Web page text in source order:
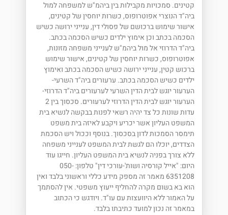
קטינים. סמכויות מקבילות בין ביהמ"ש למשפחה למול
ביה"ד הנוצרי אפוטרופוס, כשרות יוחסין של קטינים,
אישור שימוש ברכושם של פסולי דין, ענייני ירושה כשיש
הסכמה בכתב וכן אימוץ ילדים כשיש הסכמה בכתב.
ביה"ד הדרוזי אל מול ביהמ"ש לענייני משפחה מזונות,
אפוטרופוס, כשרות יוחסין של קטינים, אישור שימוש
ברכוש קטין, ענייני ירושה כשיש הסכמה בכתב ואימוץ
ילדים כשיש הסכמה בכתב. ערעורים ביה"ד השרעי-
הערעור יוגש לבית הדין השרעי לערעורים ביה"ד הדרוזי-
הערעור יוגש לבית הדין הדרוזי לערעורים. סכסוך בין 2
עדות שונות כל צד יהיה רשאי לפנות בבקשה לנשיא בית
המשפט העליון אשר יכריע ויקבע לאיזה בית משפט
תימסר הסמכות לדון בסכסוך. בנוסף וככול ויש הסכמת
הצדדים, יוכלו הם לגשת לבית המשפט לענייני משפחה
ללא צורך בפניה לנשיא בית המשפט העליון. חייגו עוד
היום: "אייל קורסיה ושות'-עורכי דין" טלפון: 050-
6351208 מאמר זה מספק מידע כללי וראשוני בלבד ואין
הוא בא בשום מקרה להחליף ייעוץ משפטי. אין להסתמך
על האמור ללא היוועצות עם עו"ד. ויודגש כי הכתוב
במאמר זה נכון למועד כתיבתו בלבד.